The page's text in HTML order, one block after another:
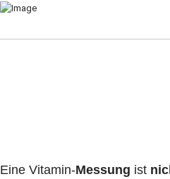
Eine Vitamin-Messung ist